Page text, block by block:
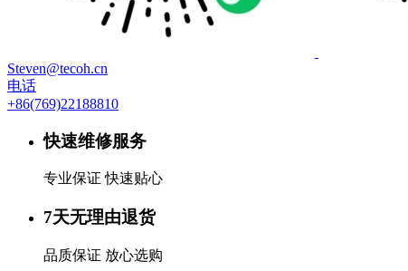
Steven@tecoh.cn
电话
+86(769)22188810
快速维修服务
专业保证 快速贴心
7天无理由退货
品质保证 放心选购